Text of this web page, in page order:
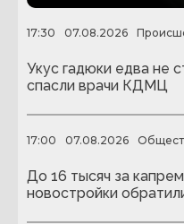
17:30 07.08.2026
Укус гадюки едва не
спасли врачи КДМЦ
17:00 07.08.2026
До 16 тысяч за
новостройки